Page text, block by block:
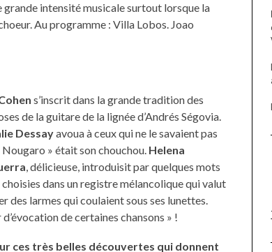
intensité musicale surtout lorsque la
Au programme : Villa Lobos. Joao
s’inscrit dans la grande tradition des
de la guitare de la lignée d’Andrés Ségovia.
Dessayavoua à ceux qui ne le savaient pas
Nougaro » était son chouchou. Helena
, délicieuse, introduisit par quelques mots
dans un registre mélancolique qui valut
des larmes qui coulaient sous ses lunettes.
de certaines chansons » !
ces très belles découvertes qui donnent